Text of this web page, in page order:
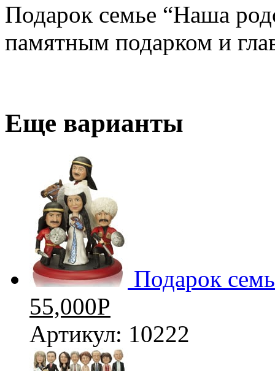
Подарок семье “Наша
памятным подарком и
Еще варианты
Подарок
55,000Р
Артикул: 10222